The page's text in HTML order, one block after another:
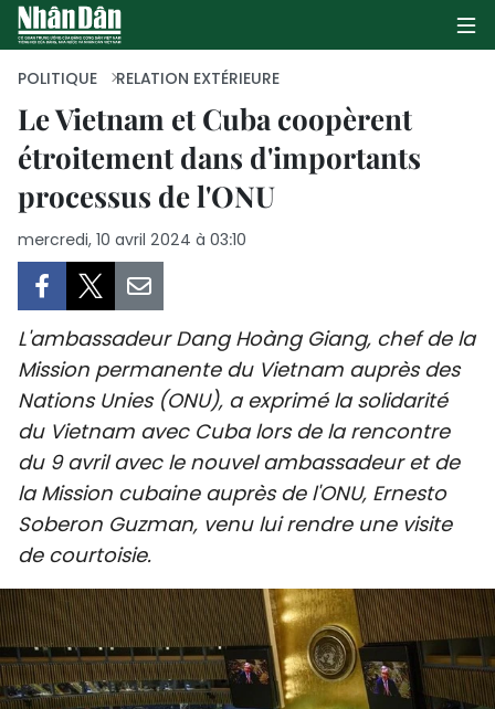
PAGE D'ACCUEIL
POLITIQUE
CULTURE
TOURISME
ENVIRONNEMENT
SPORT
PAYS NATAL
INTERNATIONAL
POLITIQUE RELATION EXTÉRIEURE
Le Vietnam et Cuba coopèrent
étroitement dans d'importants
processus de l'ONU
mercredi, 10 avril 2024 à 03:10
L'ambassadeur Dang Hoàng Giang, chef de la
Mission permanente du Vietnam auprès des
Nations Unies (ONU), a exprimé la solidarité
du Vietnam avec Cuba lors de la rencontre
du 9 avril avec le nouvel ambassadeur et de
la Mission cubaine auprès de l'ONU, Ernesto
Soberon Guzman, venu lui rendre une visite
de courtoisie.